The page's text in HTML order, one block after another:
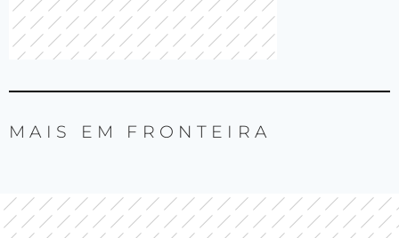
MAIS EM FRONTEIRA